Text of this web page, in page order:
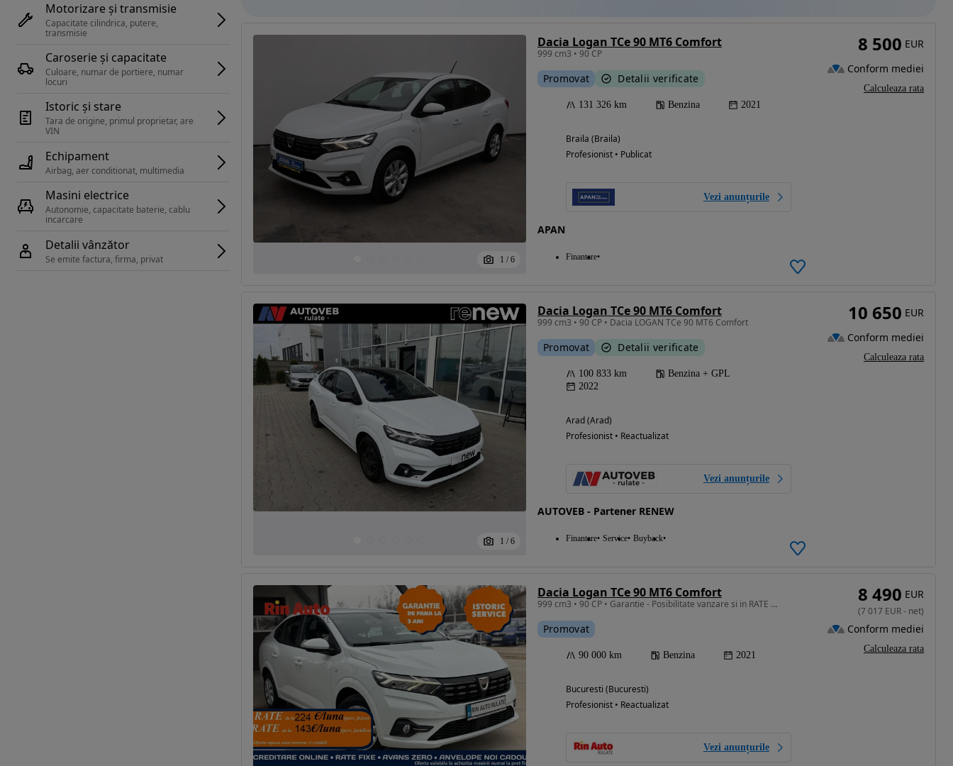
Motorizare și transmisie
Capacitate cilindrica, putere,
transmisie
Caroserie și capacitate
Culoare, numar de portiere, numar
locuri
Istoric și stare
Tara de origine, primul proprietar, are
Echipament
Airbag, aer conditionat, multimedia
Masini electrice
Autonomie, capacitate baterie, cablu
Detalii vânzător
Se emite factura, firma, privat 1 / 6
Dacia Logan TCe 90 MT6 Comfort
999 cm3 • 90 CP
Promovat Detalii verificate
131 326 km Benzina 2021
Braila (Braila)
Profesionist • Publicat
Vezi anunțurile
APAN
Finantare
8 500 EUR
Conform mediei
Calculeaza rata
1 / 6
Dacia Logan TCe 90 MT6 Comfort
999 cm3 • 90 CP • Dacia LOGAN TCe 90 MT6 Comfort
Promovat Detalii verificate
100 833 km
Benzina + GPL
2022
Arad (Arad)
Profesionist • Reactualizat
Vezi anunțurile
AUTOVEB - Partener RENEW
Finantare Service Buyback
10 650 EUR
Conform mediei
Calculeaza rata
Dacia Logan TCe 90 MT6 Comfort
999 cm3 • 90 CP • Garantie - Posibilitate vanzare si in RATE – Credit sau Leasing TVA
Promovat
90 000 km Benzina 2021
Bucuresti (Bucuresti)
Profesionist • Reactualizat
Vezi anunțurile
8 490 EUR
(7 017 EUR- net)
Conform mediei
Calculeaza rata